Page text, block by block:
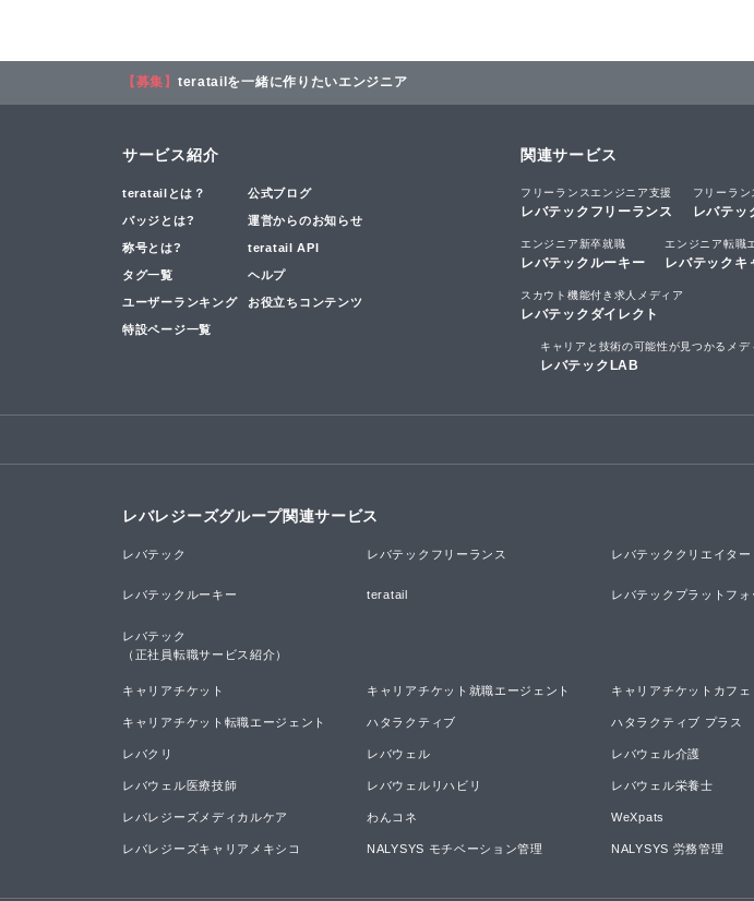
【募集】 teratailを一緒に作りたいエンジニア
サービス紹介
teratailとは？ 公式ブログ
バッジとは? 運営からのお知らせ
称号とは? teratail API
タグ一覧 ヘルプ
ユーザーランキング お役立ちコンテンツ
特設ページ一覧
関連サービス
フリーランスエンジニア支援
レバテックフリーランス
フリーラ
レバテッ
エンジニア新卒就職
レバテックルーキー
エンジニア転職
レバテックキ
スカウト機能付き求人メディア
レバテックダイレクト
キャリアと技術の可能性が見つかるメデ
レバテックLAB
レバレジーズグループ関連サービス
レバテック レバテックフリーランス レバテッククリエイター
レバテックルーキー teratail レバテックプラットフォ
レバテック
（正社員転職サービス紹介）
キャリアチケット キャリアチケット就職エージェント キャリアチケットカフェ
キャリアチケット転職エージェント ハタラクティブ ハタラクティブ プラス
レバクリ レバウェル レバウェル介護
レバウェル医療技師 レバウェルリハビリ レバウェル栄養士
レバレジーズメディカルケア わんコネ WeXpats
レバレジーズキャリアメキシコ NALYSYS モチベーション管理 NALYSYS 労務管理